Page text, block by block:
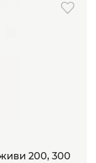
200, 300